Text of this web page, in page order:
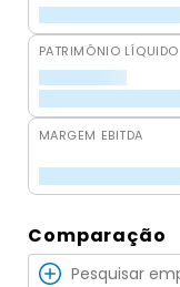
PATRIMÔNIO LÍQUIDO
MARGEM EBITDA
Comparação